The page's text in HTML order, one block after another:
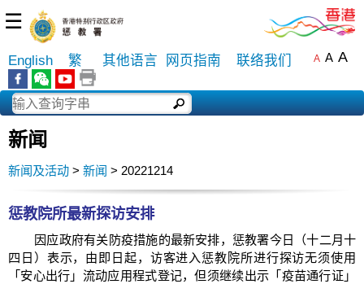
☰
English 繁 其他语言 网页指南 联络我们 A A A
新闻
新闻及活动 > 新闻 > 20221214
惩教院所最新探访安排
​​因应政府有关防疫措施的最新安排，惩教署今日（十二月十
四日）表示，由即日起，访客进入惩教院所进行探访无须使用
「安心出行」流动应用程式登记，但须继续出示「疫苗通行证」